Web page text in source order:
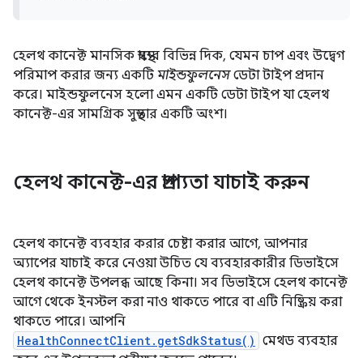
হেলথ কানেক্ট মানসিক স্বাস্থ্যের বিভিন্ন দিক, যেমন চাপ এবং উদ্বেগ
পরিমাপ করার জন্য একটি মাইন্ডফুলনেসডেটা টাইপ প্রদান
করে। মাইন্ডফুলনেস হলো এমন একটি ডেটা টাইপ যা হেলথ
কানেক্ট-এর সামগ্রিক সুস্থতার একটি অংশ।
হেলথ কানেক্ট-এর প্রাপ্যতা যাচাই করুন
হেলথ কানেক্ট ব্যবহার করার চেষ্টা করার আগে, আপনার
অ্যাপের যাচাই করে নেওয়া উচিত যে ব্যবহারকারীর ডিভাইসে
হেলথ কানেক্ট উপলব্ধ আছে কিনা। সব ডিভাইসে হেলথ কানেক্ট
আগে থেকে ইনস্টল করা নাও থাকতে পারে বা এটি নিষ্ক্রিয় করা
থাকতে পারে। আপনি
HealthConnectClient.getSdkStatus() মেথড ব্যবহার